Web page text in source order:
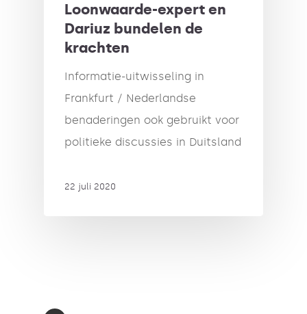
Loonwaarde-expert en
Dariuz bundelen de
krachten
Informatie-uitwisseling in
Frankfurt / Nederlandse
benaderingen ook gebruikt voor
politieke discussies in Duitsland
22 juli 2020